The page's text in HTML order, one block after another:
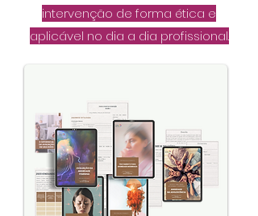
intervenção de forma ética e
aplicável no dia a dia profissional.